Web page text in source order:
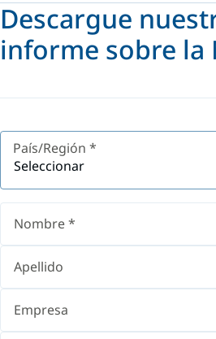
Descargue
informe sobre la
País/Región *
Seleccionar